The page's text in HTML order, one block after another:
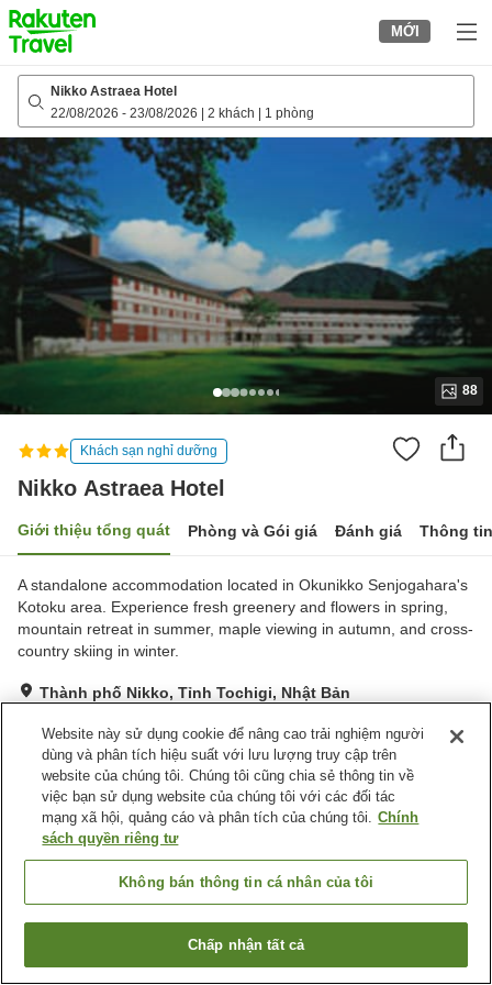
to
top
page
MỚI
Nikko Astraea Hotel
22/08/2026 - 23/08/2026 2 khách 1 phòng
88
Khách sạn nghỉ dưỡng
Nikko Astraea Hotel
Giới thiệu tổng quát Phòng và Gói giá Đánh giá Thông
A standalone accommodation located in Okunikko Senjogahara's
Kotoku area. Experience fresh greenery and flowers in spring,
mountain retreat in summer, maple viewing in autumn, and cross-
country skiing in winter.
Thành phố Nikko, Tỉnh Tochigi, Nhật Bản
Rất tốt Đánh giá:194lượt
Tiện nghi chỗ nghỉ
Bãi đỗ xe
Trang chủ Nhật Bản Tỉnh Tochigi
Thành phố Nikko
Tìm phòng trống
Website này sử dụng cookie để nâng cao trải nghiệm người
dùng và phân tích hiệu suất với lưu lượng truy cập trên
website của chúng tôi. Chúng tôi cũng chia sẻ thông tin về
việc bạn sử dụng website của chúng tôi với các đối tác
mạng xã hội, quảng cáo và phân tích của chúng tôi. Chính
sách quyền riêng tư
Không bán thông tin cá nhân của tôi
Chấp nhận tất cả